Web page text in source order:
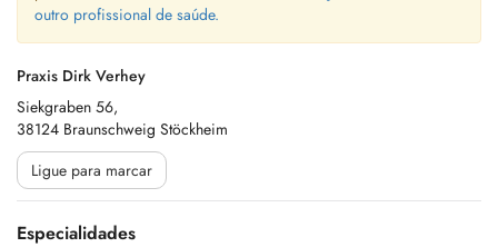
outro profissional de saúde.
Praxis Dirk Verhey
Siekgraben 56,
38124 Braunschweig Stöckheim
Ligue para marcar
Especialidades